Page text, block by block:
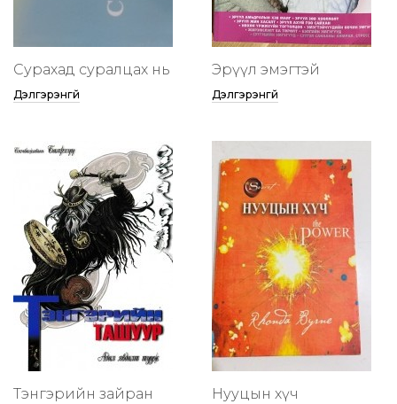
Сурахад суралцах нь
Дэлгэрэнгүй
Эрүүл эмэгтэй
Дэлгэрэнгүй
Тэнгэрийн зайран Нууцын хүч